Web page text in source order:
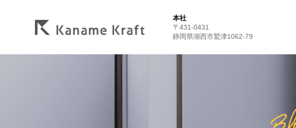
本社
〒431-0431
静岡県湖西市鷲津1062-79